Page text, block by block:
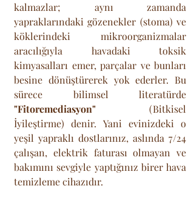
kalmazlar; aynı zamanda
yapraklarındaki gözenekler (stoma) ve
köklerindeki mikroorganizmalar
aracılığıyla havadaki toksik
kimyasalları emer, parçalar ve bunları
besine dönüştürerek yok ederler. Bu
"Fitoremediasyon" (Bitkisel
İyileştirme) denir. Yani evinizdeki o
yeşil yapraklı dostlarınız, aslında 7/24
çalışan, elektrik faturası olmayan ve
bakımını sevgiyle yaptığınız birer hava
temizleme cihazıdır.